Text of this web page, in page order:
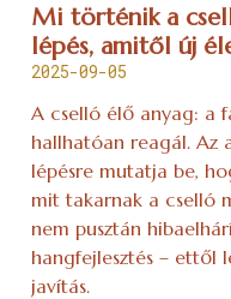
Mi történik a
lépés, amitől új
2025-09-05
A cselló élő anyag: a
hallhatóan reagál. Az
lépésre mutatja be,
mit takarnak a cselló
nem pusztán
hangfejlesztés – ettől
javítás.